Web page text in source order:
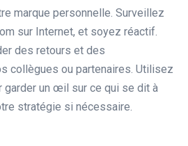
marque personnelle. Surveillez
sur Internet, et soyez réactif.
des retours et des
collègues ou partenaires. Utilisez
un œil sur ce qui se dit à
stratégie si nécessaire.